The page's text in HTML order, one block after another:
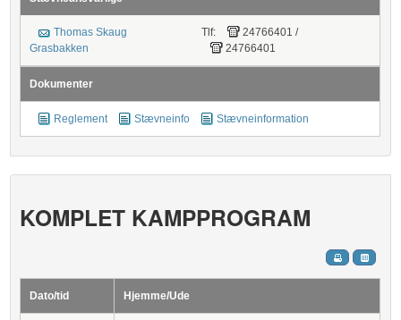
Thomas Skaug
Grasbakken
Tlf: 24766401 /
24766401
Dokumenter
Reglement Stævneinfo Stævneinformation
KOMPLET KAMPPROGRAM
Dato/tid Hjemme/Ude